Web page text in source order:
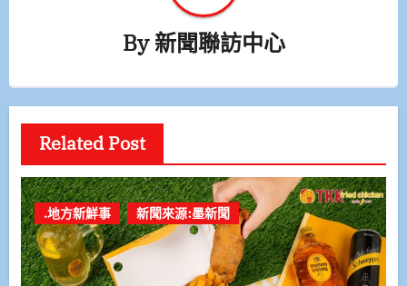
By新聞聯訪中心
Related Post
.地方新鮮事 新聞來源:墨新聞